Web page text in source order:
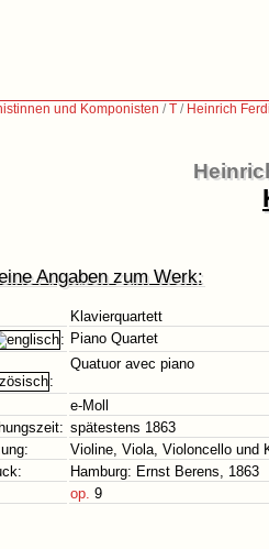
und Komponisten /T / Heinrich
Angaben zum Werk:
Klavierquartett
: Piano Quartet
:
Quatuor avec piano
e-Moll
spätestens 1863
Violine, Viola, Violoncello und
Hamburg: Ernst Berens, 1863
op. 9